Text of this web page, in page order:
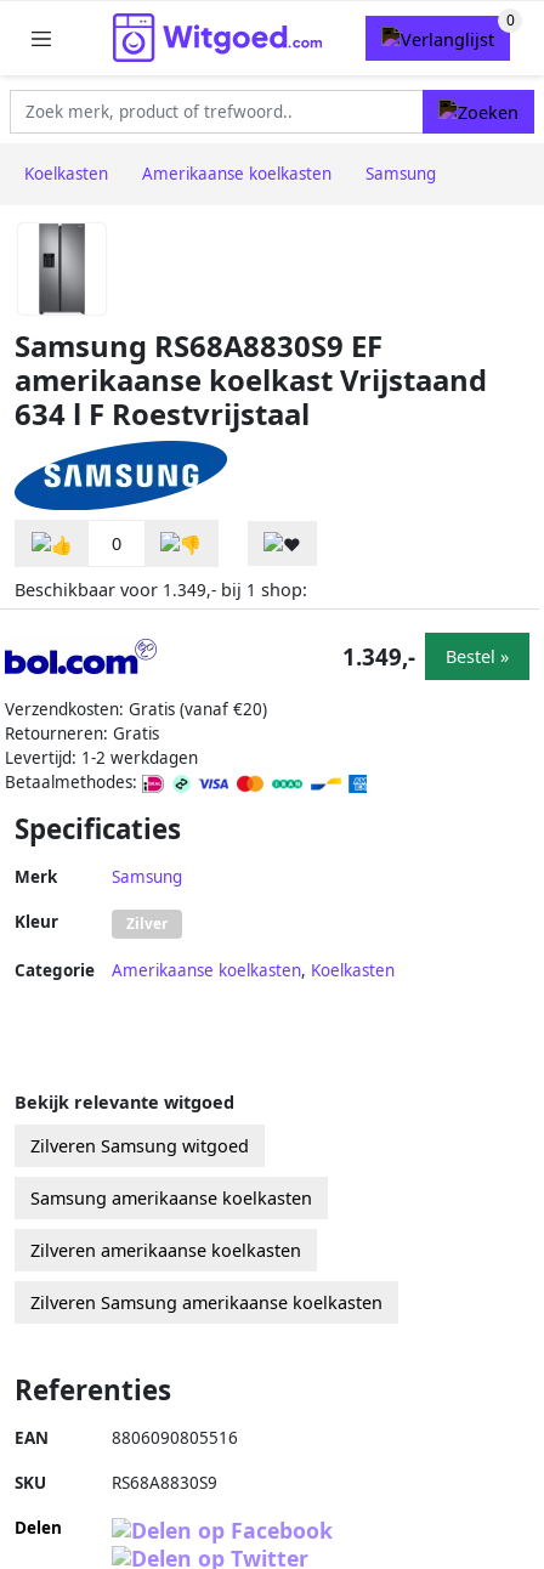
Koelkasten Amerikaanse koelkasten Samsung
Samsung RS68A8830S9 EF
amerikaanse koelkast Vrijstaand
634 l F Roestvrijstaal
0
Beschikbaar voor 1.349,- bij 1 shop:
Verzendkosten: Gratis (vanaf €20)
Retourneren: Gratis
Levertijd: 1-2 werkdagen
Betaalmethodes:
1.349,- Bestel »
Specificaties
Merk Samsung
Kleur Zilver
Categorie Amerikaanse koelkasten, Koelkasten
Bekijk relevante witgoed
Zilveren Samsung witgoed
Samsung amerikaanse koelkasten
Zilveren amerikaanse koelkasten
Zilveren Samsung amerikaanse koelkasten
Referenties
EAN 8806090805516
SKU RS68A8830S9
Delen